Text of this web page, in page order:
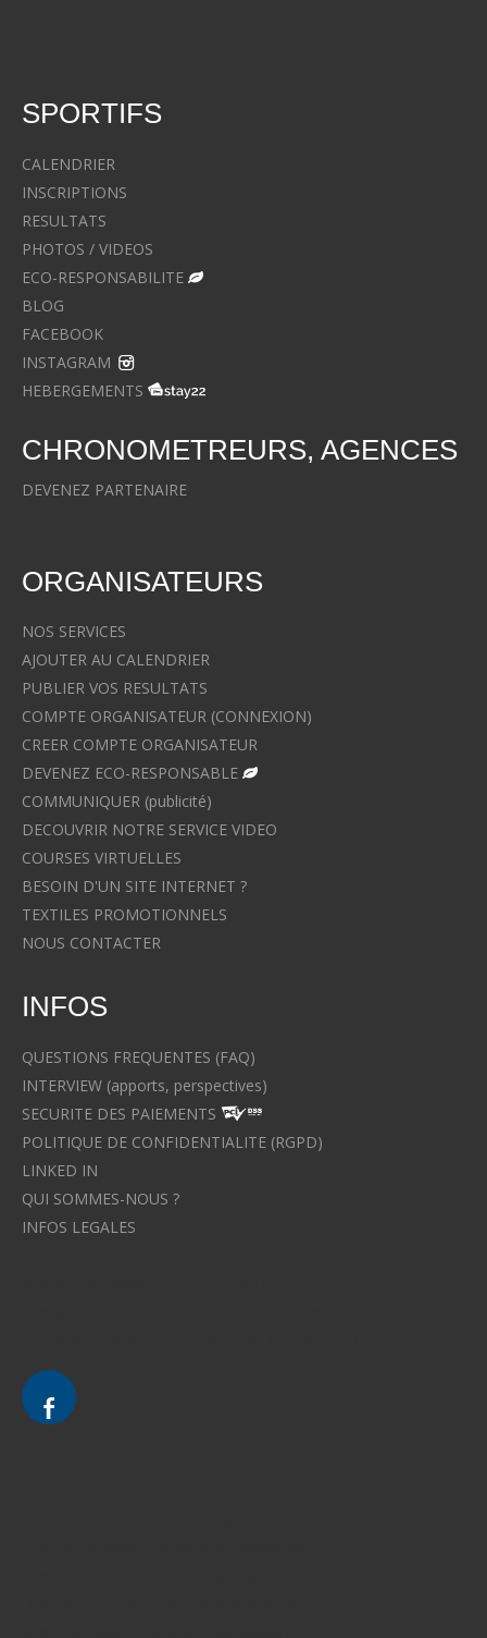
SPORTIFS
CALENDRIER
INSCRIPTIONS
RESULTATS
PHOTOS / VIDEOS
ECO-RESPONSABILITE
BLOG
FACEBOOK
INSTAGRAM
HEBERGEMENTS
CHRONOMETREURS, AGENCES
DEVENEZ PARTENAIRE
ORGANISATEURS
NOS SERVICES
AJOUTER AU CALENDRIER
PUBLIER VOS RESULTATS
COMPTE ORGANISATEUR (CONNEXION)
CREER COMPTE ORGANISATEUR
DEVENEZ ECO-RESPONSABLE
COMMUNIQUER (publicité)
DECOUVRIR NOTRE SERVICE VIDEO
COURSES VIRTUELLES
BESOIN D'UN SITE INTERNET ?
TEXTILES PROMOTIONNELS
NOUS CONTACTER
INFOS
QUESTIONS FREQUENTES (FAQ)
INTERVIEW (apports, perspectives)
SECURITE DES PAIEMENTS
POLITIQUE DE CONFIDENTIALITE (RGPD)
LINKED IN
QUI SOMMES-NOUS ?
INFOS LEGALES